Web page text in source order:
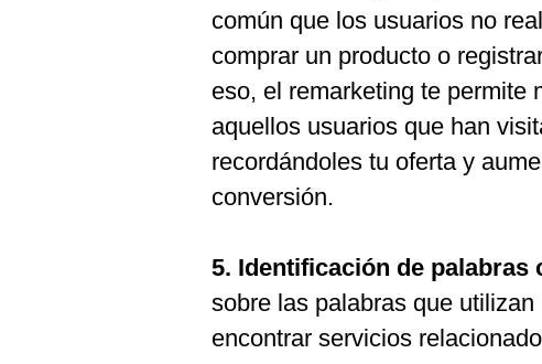
común que los usuarios no
comprar un producto o
eso, el remarketing te permite
aquellos usuarios que han
recordándoles tu oferta y
conversión.
5. Identificación de palabras
sobre las palabras que
encontrar servicios